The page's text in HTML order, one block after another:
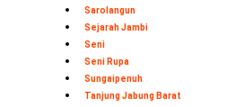
Sarolangun
Sejarah Jambi
Seni
Seni Rupa
Sungaipenuh
Tanjung Jabung Barat